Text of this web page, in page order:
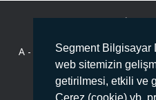
Segment Bilgisayar
web sitemizin
getirilmesi, etkili ve
A -
Deliklikaya Mahallesi
ARNAVUTKÖY/
T -